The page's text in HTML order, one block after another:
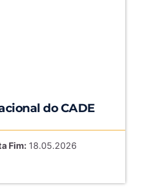
do CADE
Fim:18.05.2026